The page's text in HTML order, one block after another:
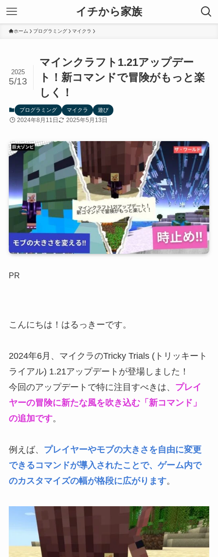
イチから家族
ホーム プログラミング マイクラ
マインクラフト1.21アップデー
ト！新コマンドで冒険がもっと楽
しく！
2025
5/13
プログラミング マイクラ 遊び
2024年8月11日 2025年5月13日
PR
こんにちは！はるっきーです。
2024年6月、マイクラのTricky Trials (トリッキート
ライアル) 1.21アップデートが登場しました！
今回のアップデートで特に注目すべきは、 プレイ
ヤーの冒険に新たな風を吹き込む「新コマンド」
の追加です。
例えば、 プレイヤーやモブの大きさを自由に変更
できるコマンドが導入されたことで、ゲーム内で
のカスタマイズの幅が格段に広がります。